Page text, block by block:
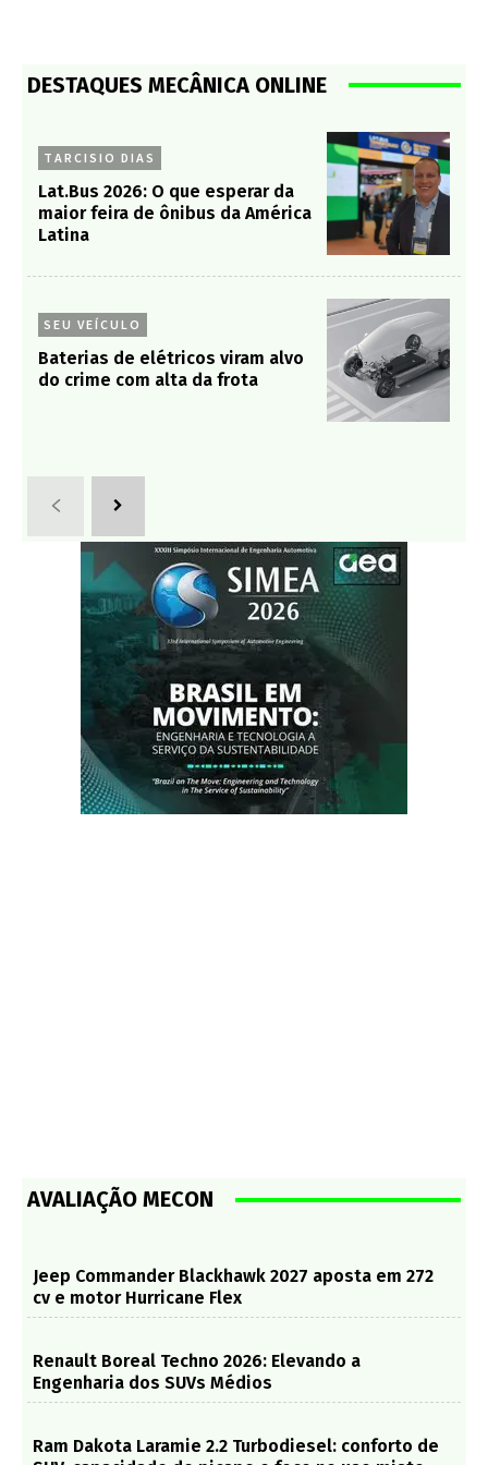
DESTAQUES MECÂNICA ONLINE
TARCISIO DIAS
Lat.Bus 2026: O que esperar da
maior feira de ônibus da América
Latina
SEU VEÍCULO
Baterias de elétricos viram alvo
do crime com alta da frota
AVALIAÇÃO MECON
Jeep Commander Blackhawk 2027 aposta em 272
cv e motor Hurricane Flex
Renault Boreal Techno 2026: Elevando a
Engenharia dos SUVs Médios
Ram Dakota Laramie 2.2 Turbodiesel: conforto de